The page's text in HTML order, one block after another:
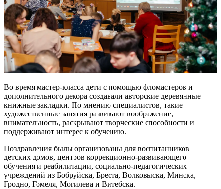
Во время мастер-класса дети с помощью фломастеров и
дополнительного декора создавали авторские деревянные
книжные закладки. По мнению специалистов, такие
художественные занятия развивают воображение,
внимательность, раскрывают творческие способности и
поддерживают интерес к обучению.
Поздравления былы организованы для воспитанников
детских домов, центров коррекционно-развивающего
обучения и реабилитации, социально-педагогических
учреждений из Бобруйска, Бреста, Волковыска, Минска,
Гродно, Гомеля, Могилева и Витебска.